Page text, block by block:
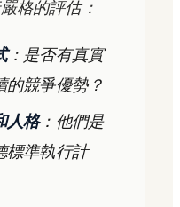
格的評估：
：是否有真實
的競爭優勢？
人格：他們是
標準執行計